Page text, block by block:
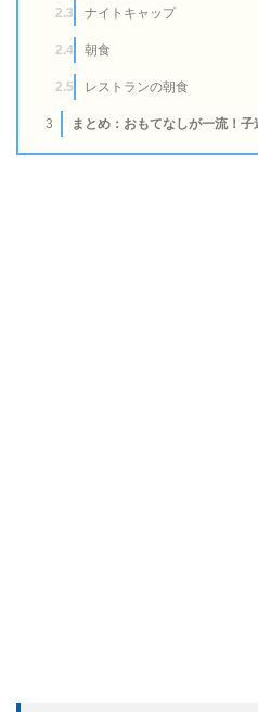
2.3 ナイトキャップ
2.4 朝食
2.5 レストランの朝食
3 まとめ：おもてなしが一流！